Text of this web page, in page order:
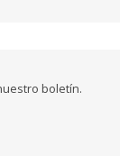
boletín.